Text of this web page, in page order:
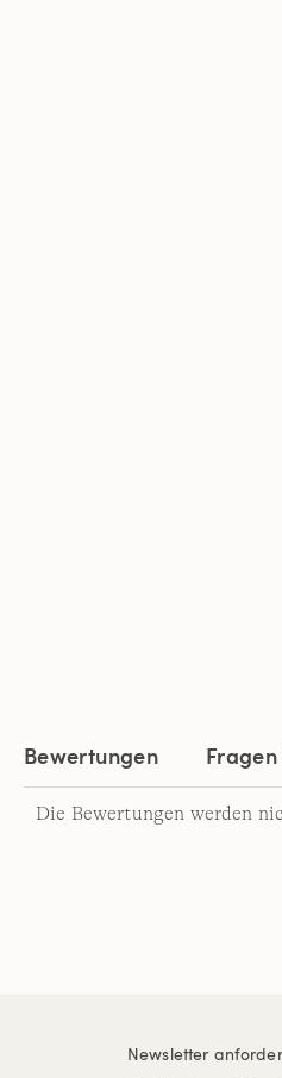
Bewertungen
Die Bewertungen werden
Newsletter